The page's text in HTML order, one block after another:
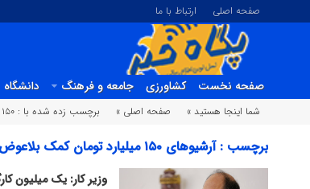
صفحه اصلی ارتباط با ما
صفحه نخست کشاورزی جامعه و فرهنگ دانشگاه
شما اینجا هستید »
صفحه اصلی » برچسب زده شده با : ۱۵۰ میلیارد تومان کمک بلاعوض برای ساخت واحد مسکونی شهری
برچسب : آرشیوهای ۱۵۰ میلیارد
خبری تحلیلی پگاه خبر
وزیر کار: یک میلیون